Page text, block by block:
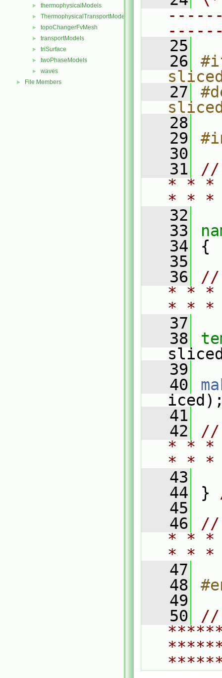
► thermophysicalModels
► ThermophysicalTransportModels
► topoChangerFvMesh
► transportModels
► triSurface
► twoPhaseModels
► waves
► File Members
   25
   26
   27
   28
   29
   30
   31
//
* * *
* *
   32
   33
   34
{
   35
   36
//
* * *
* *
   37
   38
   39
   40
   41
   42
//
* * *
* *
   43
   44
}
   45
   46
//
* * *
* *
   47
   48
   49
   50
//